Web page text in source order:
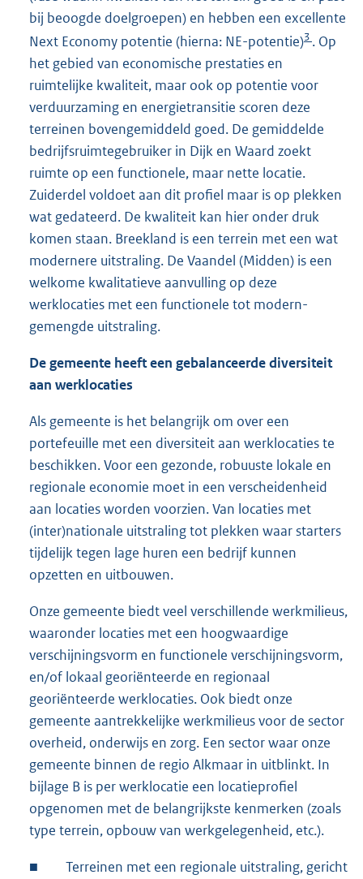
bij beoogde doelgroepen) en hebben een excellente
Next Economy potentie (hierna: NE-potentie)3 . Op
het gebied van economische prestaties en
ruimtelijke kwaliteit, maar ook op potentie voor
verduurzaming en energietransitie scoren deze
terreinen bovengemiddeld goed. De gemiddelde
bedrijfsruimtegebruiker in Dijk en Waard zoekt
ruimte op een functionele, maar nette locatie.
Zuiderdel voldoet aan dit profiel maar is op plekken
wat gedateerd. De kwaliteit kan hier onder druk
komen staan. Breekland is een terrein met een wat
modernere uitstraling. De Vaandel (Midden) is een
welkome kwalitatieve aanvulling op deze
werklocaties met een functionele tot modern-
gemengde uitstraling.
De gemeente heeft een gebalanceerde diversiteit
aan werklocaties
Als gemeente is het belangrijk om over een
portefeuille met een diversiteit aan werklocaties te
beschikken. Voor een gezonde, robuuste lokale en
regionale economie moet in een verscheidenheid
aan locaties worden voorzien. Van locaties met
(inter)nationale uitstraling tot plekken waar starters
tijdelijk tegen lage huren een bedrijf kunnen
opzetten en uitbouwen.
Onze gemeente biedt veel verschillende werkmilieus,
waaronder locaties met een hoogwaardige
verschijningsvorm en functionele verschijningsvorm,
en/of lokaal georiënteerde en regionaal
georiënteerde werklocaties. Ook biedt onze
gemeente aantrekkelijke werkmilieus voor de sector
overheid, onderwijs en zorg. Een sector waar onze
gemeente binnen de regio Alkmaar in uitblinkt. In
bijlage B is per werklocatie een locatieprofiel
opgenomen met de belangrijkste kenmerken (zoals
type terrein, opbouw van werkgelegenheid, etc.).
■
Terreinen met een regionale uitstraling, gericht